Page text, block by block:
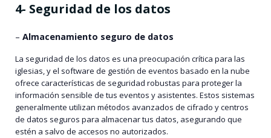
4- Seguridad de los datos
– Almacenamiento seguro de datos
La seguridad de los datos es una preocupación crítica para las
iglesias, y el software de gestión de eventos basado en la nube
ofrece características de seguridad robustas para proteger la
información sensible de tus eventos y asistentes. Estos sistemas
generalmente utilizan métodos avanzados de cifrado y centros
de datos seguros para almacenar tus datos, asegurando que
estén a salvo de accesos no autorizados.